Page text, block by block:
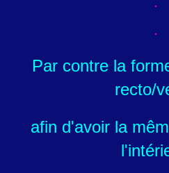
Par contre la
recto/
afin d'avoir la